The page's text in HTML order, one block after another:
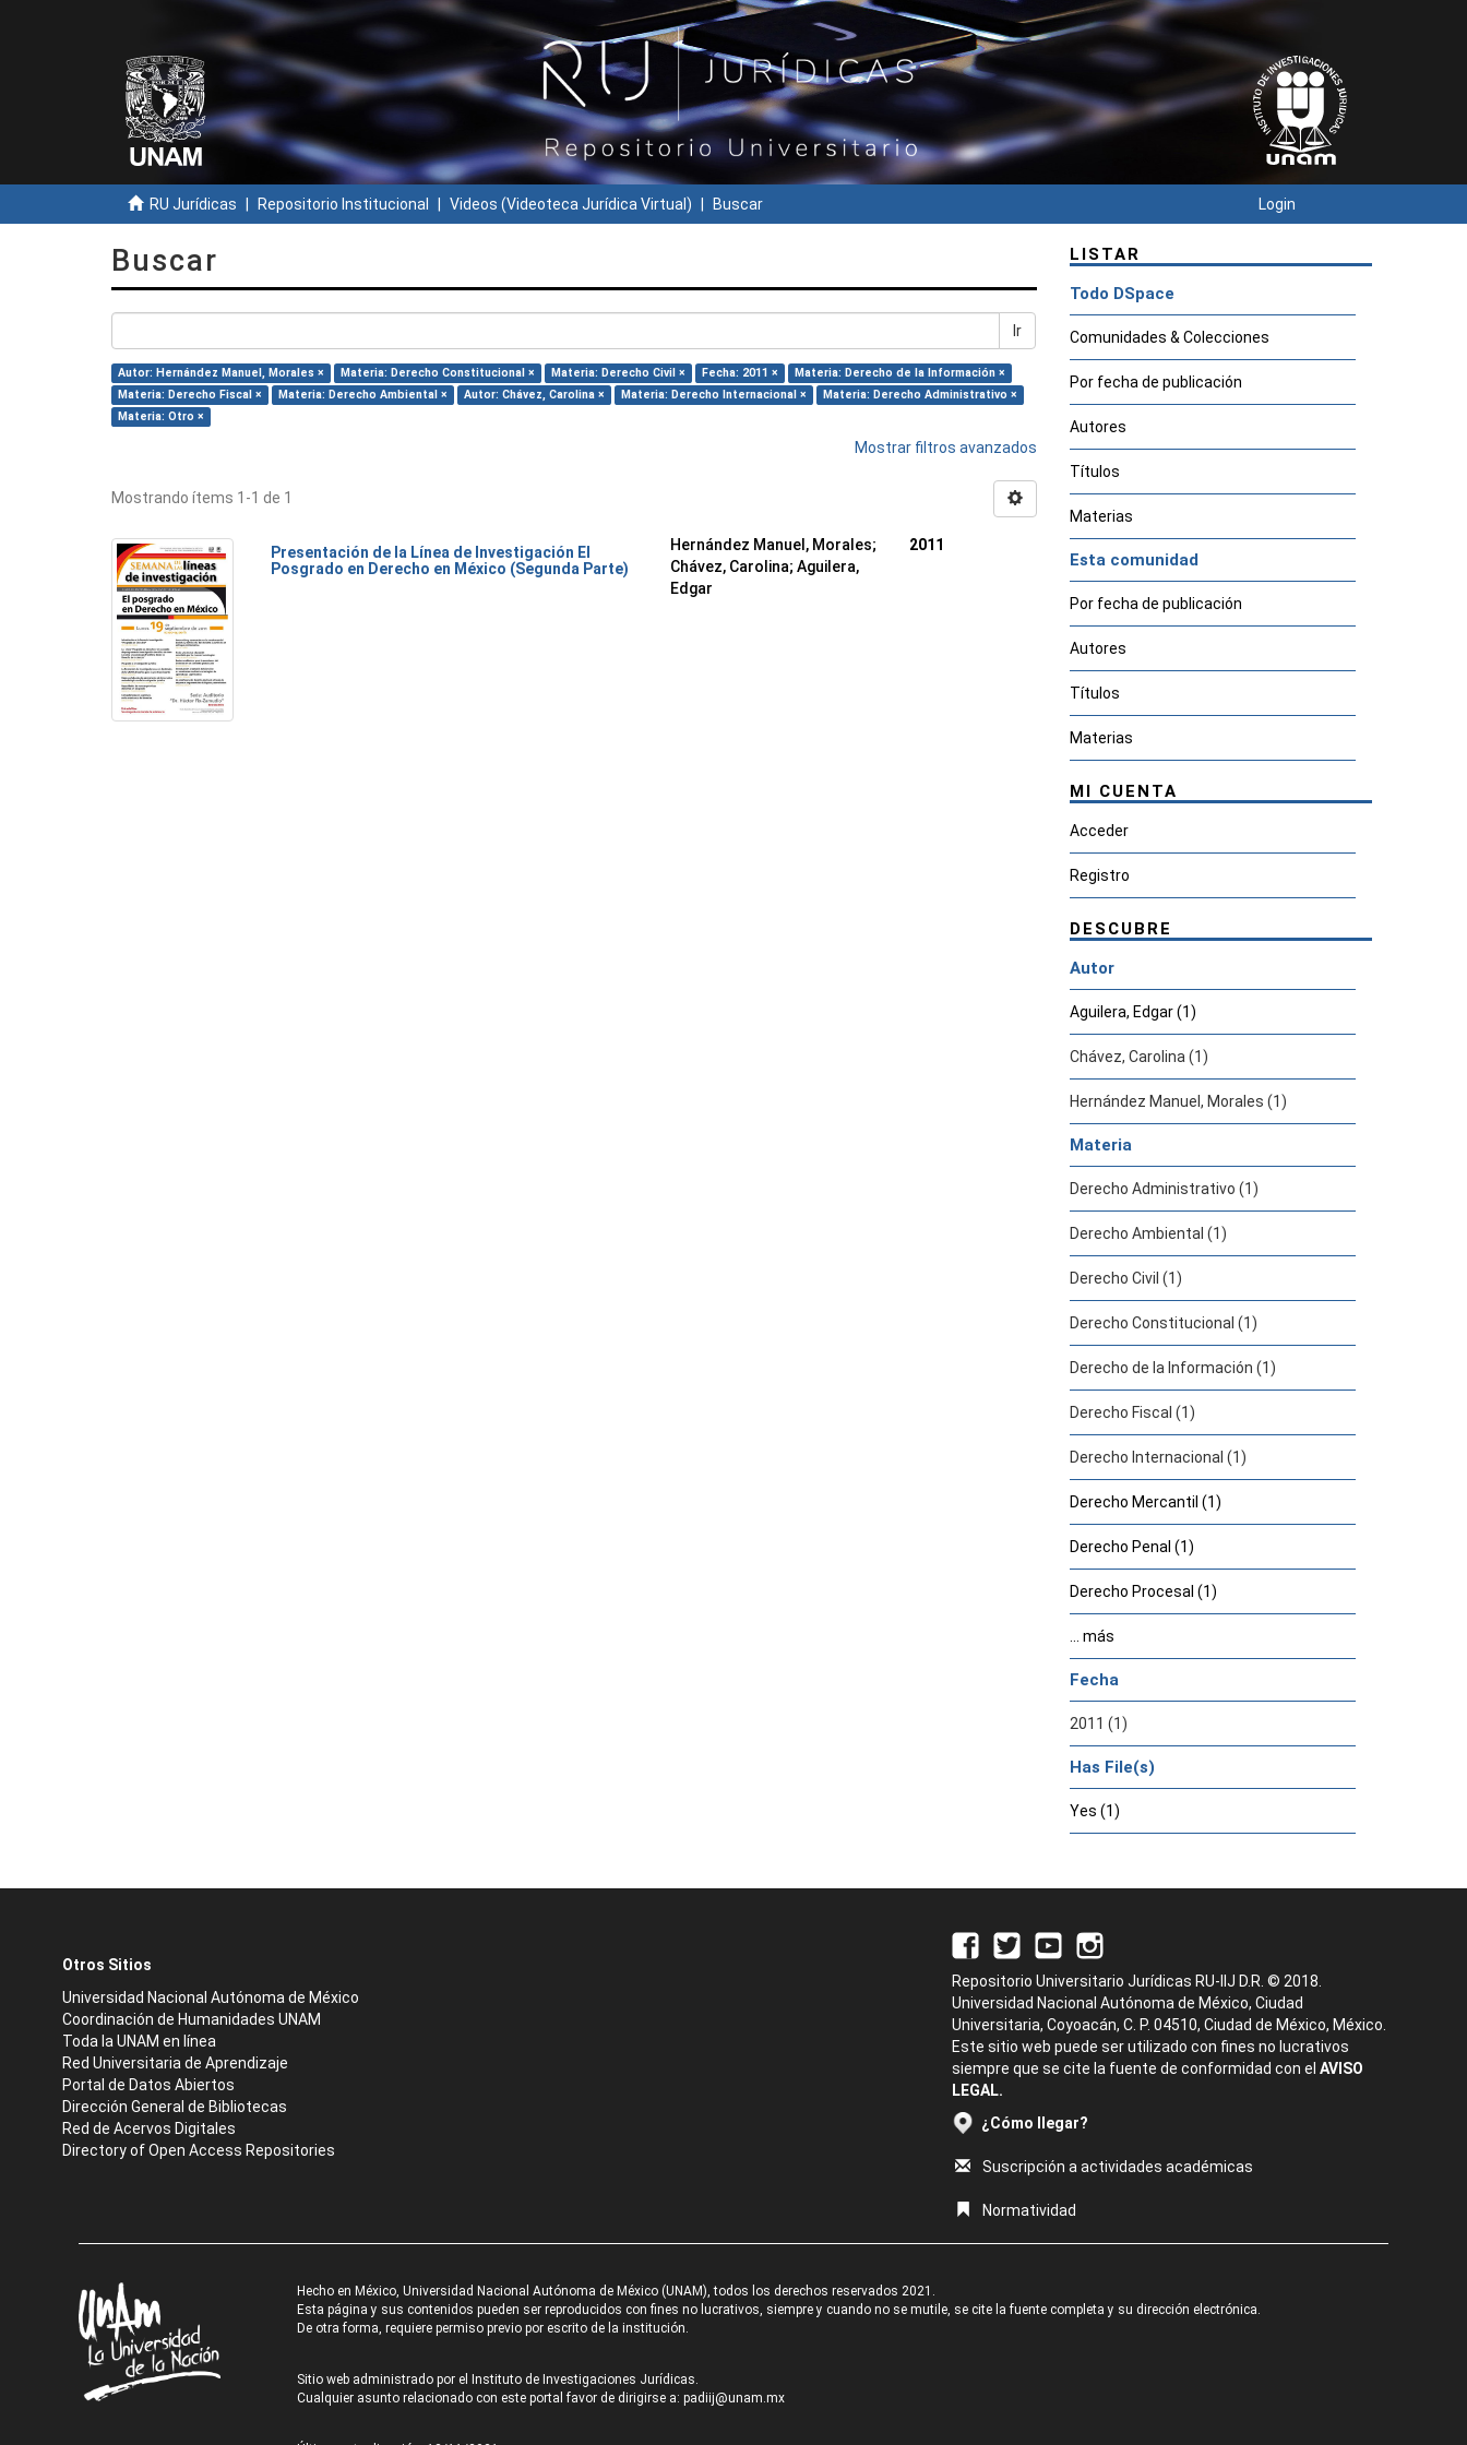
RU Jurídicas Repositorio Institucional Videos (Videoteca Jurídica Virtual) Buscar Login
Buscar
Ir
Autor: Hernández Manuel, Morales × Materia: Derecho Constitucional × Materia: Derecho Civil × Fecha: 2011 ×
Materia: Derecho de la Información ×
Materia: Derecho Fiscal ×
Materia: Derecho Ambiental × Autor: Chávez, Carolina × Materia: Derecho Internacional ×
Materia: Derecho Administrativo ×
Materia: Otro ×
Mostrar filtros avanzados
Mostrando ítems 1-1 de 1
Presentación de la Línea de Investigación El
Posgrado en Derecho en México (Segunda Parte)
Hernández Manuel, Morales;
Chávez, Carolina; Aguilera,
Edgar
2011
LISTAR
Todo DSpace
Comunidades & Colecciones
Por fecha de publicación
Autores
Títulos
Materias
Esta comunidad
Por fecha de publicación
Autores
Títulos
Materias
MI CUENTA
Acceder
Registro
DESCUBRE
Autor
Aguilera, Edgar (1)
Chávez, Carolina (1)
Hernández Manuel, Morales (1)
Materia
Derecho Administrativo (1)
Derecho Ambiental (1)
Derecho Civil (1)
Derecho Constitucional (1)
Derecho de la Información (1)
Derecho Fiscal (1)
Derecho Internacional (1)
Derecho Mercantil (1)
Derecho Penal (1)
Derecho Procesal (1)
... más
Fecha
2011 (1)
Has File(s)
Yes (1)
Otros Sitios
Universidad Nacional Autónoma de México
Coordinación de Humanidades UNAM
Toda la UNAM en línea
Red Universitaria de Aprendizaje
Portal de Datos Abiertos
Dirección General de Bibliotecas
Red de Acervos Digitales
Directory of Open Access Repositories
Repositorio Universitario Jurídicas RU-IIJ D.R. © 2018.
Universidad Nacional Autónoma de México, Ciudad
Universitaria, Coyoacán, C. P. 04510, Ciudad de México, México.
Este sitio web puede ser utilizado con fines no lucrativos
siempre que se cite la fuente de conformidad con el AVISO
LEGAL.
¿Cómo llegar?
Suscripción a actividades académicas
Normatividad
Hecho en México, Universidad Nacional Autónoma de México (UNAM), todos los derechos reservados 2021.
Esta página y sus contenidos pueden ser reproducidos con fines no lucrativos, siempre y cuando no se mutile, se cite la fuente completa y su dirección electrónica.
De otra forma, requiere permiso previo por escrito de la institución.
Sitio web administrado por el Instituto de Investigaciones Jurídicas.
Cualquier asunto relacionado con este portal favor de dirigirse a: padiij@unam.mx